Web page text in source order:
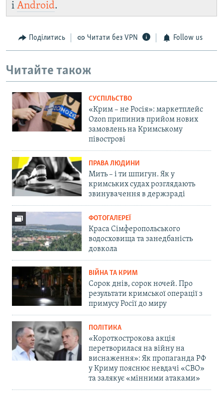
і Android.
Поділитись Читати без VPN Follow us
Читайте також
СУСПІЛЬСТВО
«Крим – не Росія»: маркетплейс
Ozon припинив прийом нових
замовлень на Кримському
півострові
ПРАВА ЛЮДИНИ
Мить – і ти шпигун. Як у
кримських судах розглядають
звинувачення в держзраді
ФОТОГАЛЕРЕЇ
Краса Сімферопольського
водосховища та занедбаність
довкола
ВІЙНА ТА КРИМ
Сорок днів, сорок ночей. Про
результати кримської операції з
примусу Росії до миру
ПОЛІТИКА
«Короткострокова акція
перетворилася на війну на
виснаження»: Як пропаганда РФ
у Криму пояснює невдачі «СВО»
та залякує «мінними атаками»